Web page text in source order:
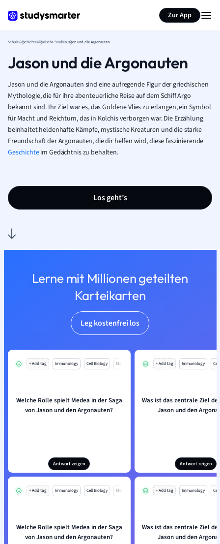
Zur App
SchuleGeschichteKlassische StudienJason und die Argonauten
Jason und die Argonauten
Jason und die Argonauten sind eine aufregende Figur der griechischen
Mythologie, die für ihre abenteuerliche Reise auf dem Schiff Argo
bekannt sind. Ihr Ziel war es, das Goldene Vlies zu erlangen, ein Symbol
für Macht und Reichtum, das in Kolchis verborgen war. Die Erzählung
beinhaltet heldenhafte Kämpfe, mystische Kreaturen und die starke
Freundschaft der Argonauten, die dir helfen wird, diese faszinierende
Geschichteim Gedächtnis zu behalten.
Los geht’s
Lerne mit Millionen geteilten
Karteikarten
Leg kostenfrei los
+ Add tag Immunology Cell Biology Mo
Welche Rolle spielt Medea in der Saga
von Jason und den Argonauten?
Antwort zeigen
+ Add tag Immunology
Was ist das zentrale Ziel
Jason und den
Antwort zeigen
+ Add tag Immunology Cell Biology Mo
Welche Rolle spielt Medea in der Saga
von Jason und den Argonauten?
+ Add tag Immunology
Was ist das zentrale Ziel
Jason und den
Seite zusammenfassen